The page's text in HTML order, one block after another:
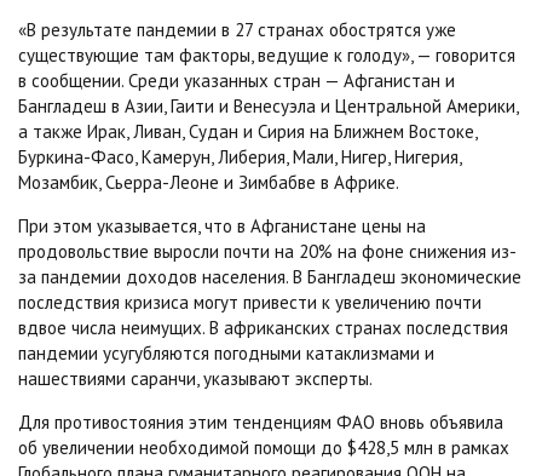
«В результате пандемии в 27 странах обострятся уже
существующие там факторы, ведущие к голоду», — говорится
в сообщении. Среди указанных стран — Афганистан и
Бангладеш в Азии, Гаити и Венесуэла и Центральной Америки,
а также Ирак, Ливан, Судан и Сирия на Ближнем Востоке,
Буркина-Фасо, Камерун, Либерия, Мали, Нигер, Нигерия,
Мозамбик, Сьерра-Леоне и Зимбабве в Африке.
При этом указывается, что в Афганистане цены на
продовольствие выросли почти на 20% на фоне снижения из-
за пандемии доходов населения. В Бангладеш экономические
последствия кризиса могут привести к увеличению почти
вдвое числа неимущих. В африканских странах последствия
пандемии усугубляются погодными катаклизмами и
нашествиями саранчи, указывают эксперты.
Для противостояния этим тенденциям ФАО вновь объявила
об увеличении необходимой помощи до $428,5 млн в рамках